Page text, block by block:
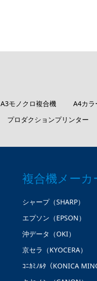
A3モノクロ複合機 A4カラ
プロダクションプリンター
複合機メーカ
シャープ（SHARP）
エプソン（EPSON）
沖データ（OKI）
京セラ（KYOCERA）
ｺﾆｶﾐﾉﾙﾀ（KONICA